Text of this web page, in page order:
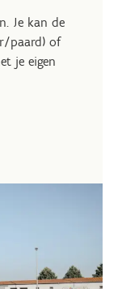
Je kan de
paard) of
je eigen